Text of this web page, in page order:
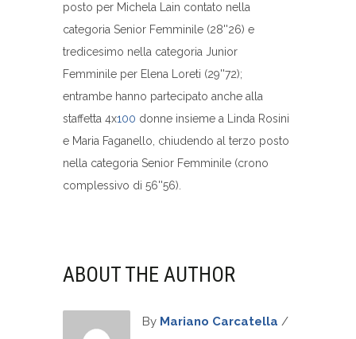
posto per Michela Lain contato nella
categoria Senior Femminile (28''26) e
tredicesimo nella categoria Junior
Femminile per Elena Loreti (29''72);
entrambe hanno partecipato anche alla
staffetta 4x100 donne insieme a Linda Rosini
e Maria Faganello, chiudendo al terzo posto
nella categoria Senior Femminile (crono
complessivo di 56''56).
ABOUT THE AUTHOR
By Mariano Carcatella /